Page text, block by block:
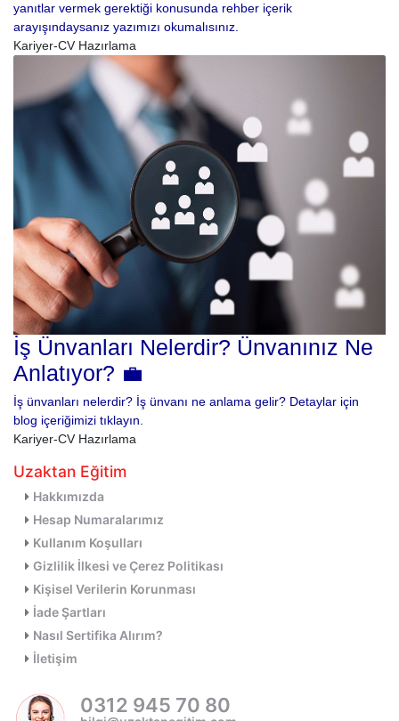
yanıtlar vermek gerektiği konusunda rehber içerik
arayışındaysanız yazımızı okumalısınız.
Kariyer-CV Hazırlama
İş Ünvanları Nelerdir? Ünvanınız Ne
Anlatıyor? 💼
İş ünvanları nelerdir? İş ünvanı ne anlama gelir? Detaylar için
blog içeriğimizi tıklayın.
Kariyer-CV Hazırlama
Uzaktan Eğitim
Hakkımızda
Hesap Numaralarımız
Kullanım Koşulları
Gizlilik İlkesi ve Çerez Politikası
Kişisel Verilerin Korunması
İade Şartları
Nasıl Sertifika Alırım?
İletişim
0312 945 70 80